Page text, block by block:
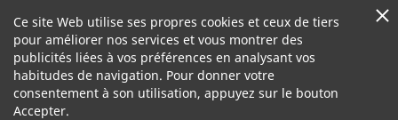
Ce site Web utilise ses propres cookies et ceux de tiers
pour améliorer nos services et vous montrer des
publicités liées à vos préférences en analysant vos
habitudes de navigation. Pour donner votre
consentement à son utilisation, appuyez sur le bouton
Accepter.